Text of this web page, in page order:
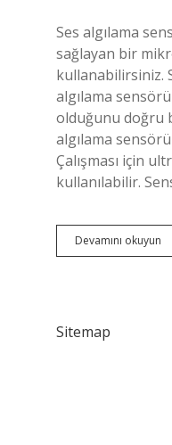
Ses algılama
sağlayan bir
kullanabilirsiniz.
algılama
olduğunu doğru
algılama
Çalışması için
kullanılabilir.
Devamını okuyun
Sitemap